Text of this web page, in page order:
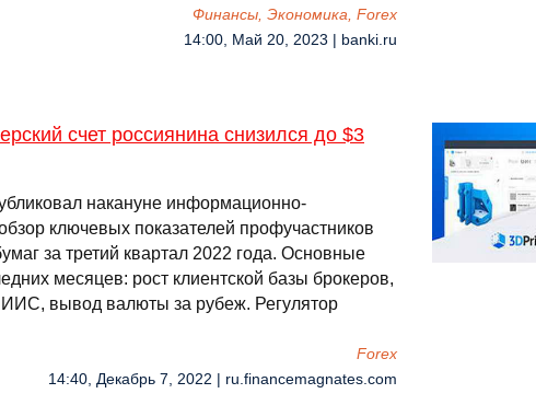
Финансы, Экономика, Forex
14:00, Май 20, 2023 | banki.ru
счет россиянина снизился до $3
накануне информационно-
ключевых показателей профучастников
за третий квартал 2022 года. Основные
месяцев: рост клиентской базы брокеров,
ИИС, вывод валюты за рубеж. Регулятор
Forex
14:40, Декабрь 7, 2022 | ru.financemagnates.com